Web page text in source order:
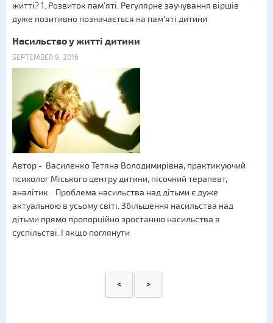
житті? 1. Розвиток пам'яті. Регулярне заучування віршів
дуже позитивно позначається на пам'яті дитини
Насильство у житті дитини
SEPTEMBER 9, 2016
Автор - Василенко Тетяна Володимирівна, практикуючий
психолог Міського центру дитини, пісочний терапевт,
аналітик. Проблема насильства над дітьми є дуже
актуальною в усьому світі. Збільшення насильства над
дітьми прямо пропорційно зростанню насильства в
суспільстві. І якщо поглянути
< >